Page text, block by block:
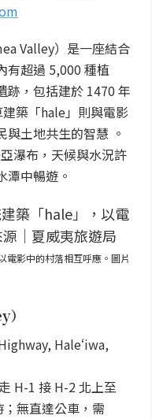
Valley）是一座結合
有超過 5,000 種植
跡，包括建於 1470 年
築「hale」則與電影
土地共生的智慧 。
瀑布，天候與水況許
潭中暢遊。
電影中的村落相互呼應。圖片
Haleʻiwa,
H-1 接 H-2 北上至
無直達公車，需